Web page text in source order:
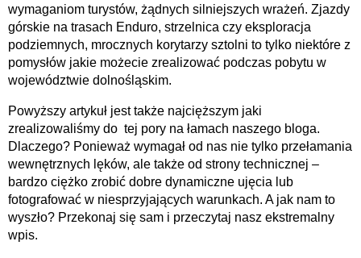
wymaganiom turystów, żądnych silniejszych wrażeń. Zjazdy
górskie na trasach Enduro, strzelnica czy eksploracja
podziemnych, mrocznych korytarzy sztolni to tylko niektóre z
pomysłów jakie możecie zrealizować podczas pobytu w
województwie dolnośląskim.
Powyższy artykuł jest także najcięższym jaki
zrealizowaliśmy do tej pory na łamach naszego bloga.
Dlaczego? Ponieważ wymagał od nas nie tylko przełamania
wewnętrznych lęków, ale także od strony technicznej –
bardzo ciężko zrobić dobre dynamiczne ujęcia lub
fotografować w niesprzyjających warunkach. A jak nam to
wyszło? Przekonaj się sam i przeczytaj nasz ekstremalny
wpis.